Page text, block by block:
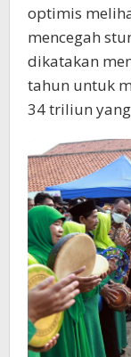
optimis
mencegah
dikatakan
tahun untuk
34 triliun